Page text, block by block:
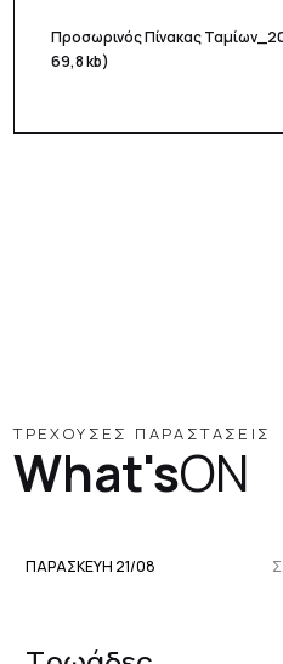
Προσωρινός Πίνακας
69,8 kb)
ΤΡΕΧΟΥΣΕΣ ΠΑΡΑΣΤΑΣΕΙΣ
What'sON
ΠΑΡΑΣΚΕΥΉ 21/08